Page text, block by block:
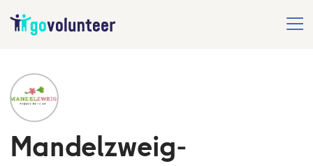
Mandelzweig-